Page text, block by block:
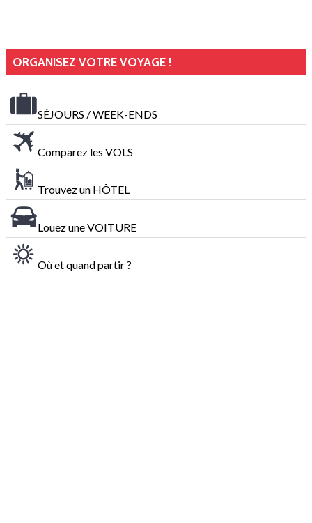
ORGANISEZ VOTRE VOYAGE !
SÉJOURS / WEEK-ENDS
Comparez les VOLS
Trouvez un HÔTEL
Louez une VOITURE
Où et quand partir ?